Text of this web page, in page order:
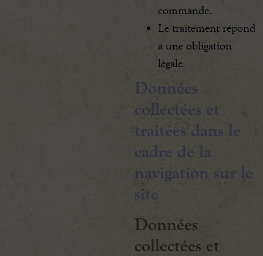
commande.
Le traitement répond
à une obligation
légale.
Données
collectées et
traitées dans le
cadre de la
navigation sur le
site
Données
collectées et